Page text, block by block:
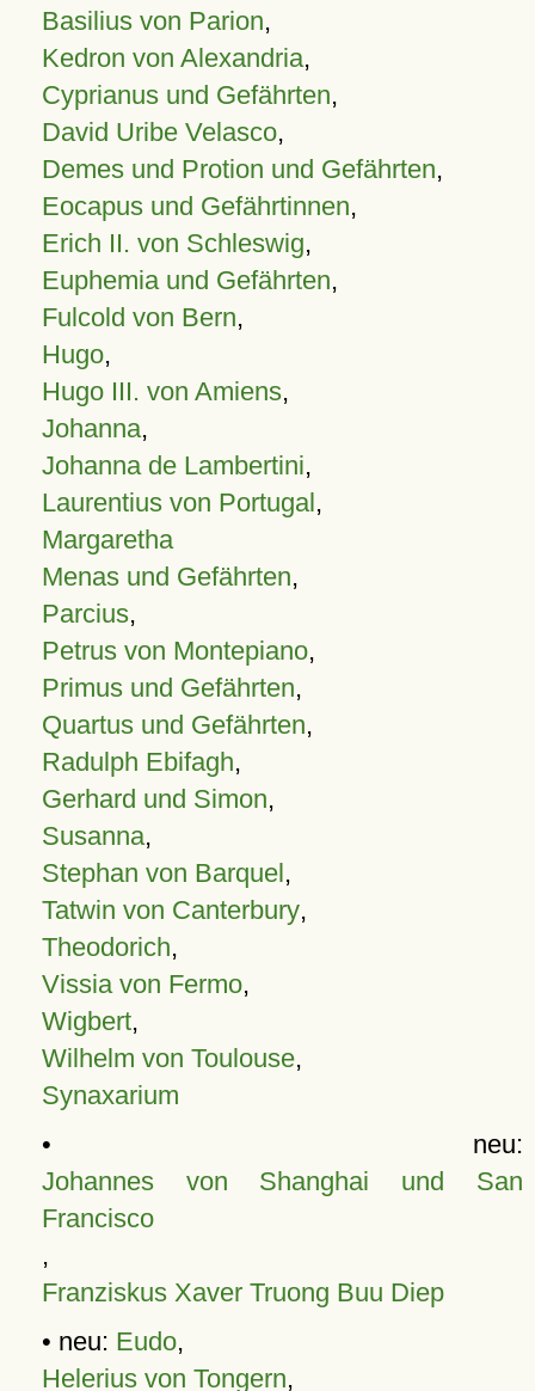
Basilius von Parion,
Kedron von Alexandria,
Cyprianus und Gefährten,
David Uribe Velasco,
Demes und Protion und Gefährten,
Eocapus und Gefährtinnen,
Erich II. von Schleswig,
Euphemia und Gefährten,
Fulcold von Bern,
Hugo,
Hugo III. von Amiens,
Johanna,
Johanna de Lambertini,
Laurentius von Portugal,
Margaretha
Menas und Gefährten,
Parcius,
Petrus von Montepiano,
Primus und Gefährten,
Quartus und Gefährten,
Radulph Ebifagh,
Gerhard und Simon,
Susanna,
Stephan von Barquel,
Tatwin von Canterbury,
Theodorich,
Vissia von Fermo,
Wigbert,
Wilhelm von Toulouse,
Synaxarium
• neu:
Johannes von Shanghai und San
Francisco
,
Franziskus Xaver Truong Buu Diep
• neu: Eudo,
Helerius von Tongern,